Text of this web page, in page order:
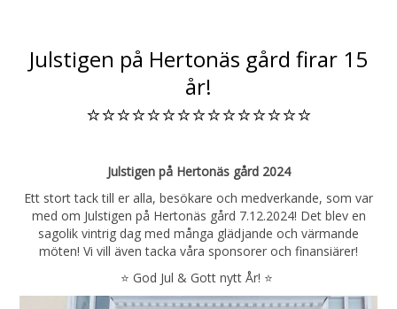
Julstigen på Hertonäs gård firar 15
år!
⭐️⭐️⭐️⭐️⭐️⭐️⭐️⭐️⭐️⭐️⭐️⭐️⭐️⭐️⭐️
Julstigen på Hertonäs gård 2024
Ett stort tack till er alla, besökare och medverkande, som var
med om Julstigen på Hertonäs gård 7.12.2024! Det blev en
sagolik vintrig dag med många glädjande och värmande
möten! Vi vill även tacka våra sponsorer och finansiärer!
⭐️ God Jul & Gott nytt År! ⭐️